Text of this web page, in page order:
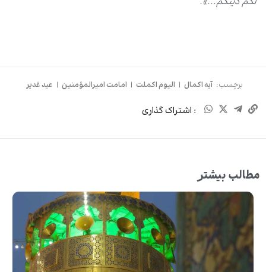
برچسب: آیه اکمال | الیوم اکملت | امامت امیرالمؤمنین | عید غدیر
: اشتراک گذاری
مطالب بیشتر